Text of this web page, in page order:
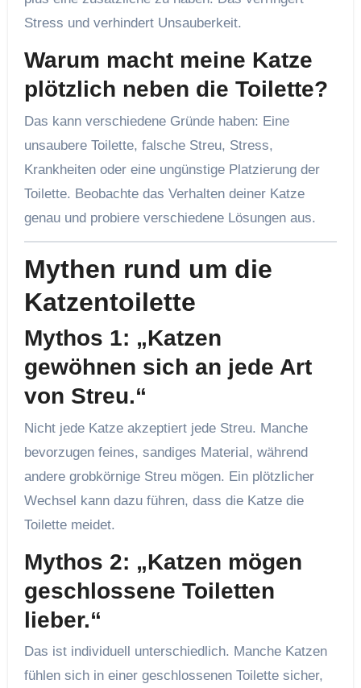
Stress und verhindert Unsauberkeit.
Warum macht meine Katze
plötzlich neben die Toilette?
Das kann verschiedene Gründe haben: Eine
unsaubere Toilette, falsche Streu, Stress,
Krankheiten oder eine ungünstige Platzierung der
Toilette. Beobachte das Verhalten deiner Katze
genau und probiere verschiedene Lösungen aus.
Mythen rund um die
Katzentoilette
Mythos 1: „Katzen
gewöhnen sich an jede Art
von Streu.“
Nicht jede Katze akzeptiert jede Streu. Manche
bevorzugen feines, sandiges Material, während
andere grobkörnige Streu mögen. Ein plötzlicher
Wechsel kann dazu führen, dass die Katze die
Toilette meidet.
Mythos 2: „Katzen mögen
geschlossene Toiletten
lieber.“
Das ist individuell unterschiedlich. Manche Katzen
fühlen sich in einer geschlossenen Toilette sicher,